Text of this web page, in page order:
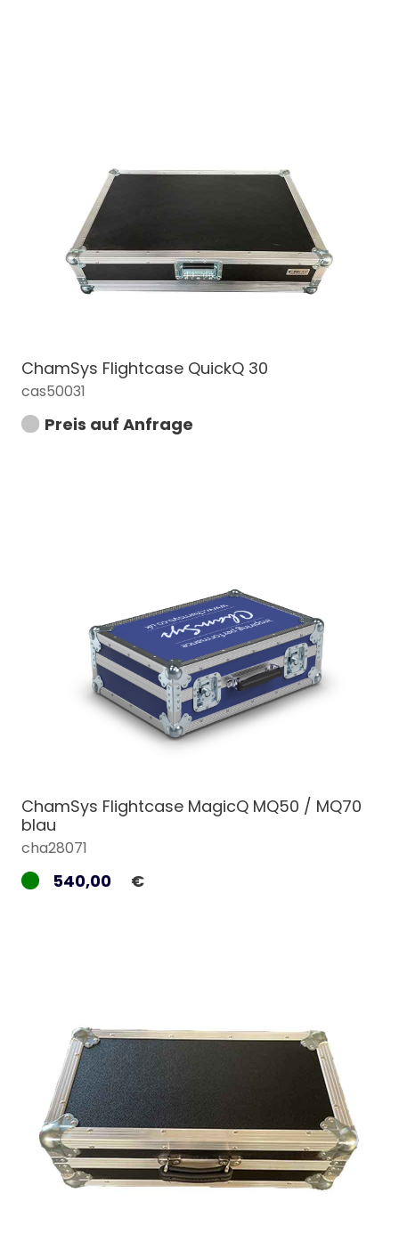
ChamSys Flightcase QuickQ 30
cas50031
Preis auf Anfrage
ChamSys Flightcase MagicQ MQ50 / MQ70
blau
cha28071
540,00 €